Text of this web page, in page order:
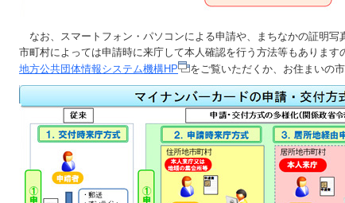
なお、スマートフォン・パソコンによる申請や、まちなかの証明写
市町村によっては申請時に来庁して本人確認を行う方法等もあります
地方公共団体情報システム機構HP
をご覧いただくか、お住まいの